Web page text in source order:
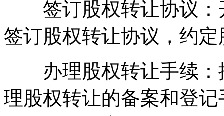
签订股权转让协议：
签订股权转让协议，约
办理股权转让手续：
理股权转让的备案和登